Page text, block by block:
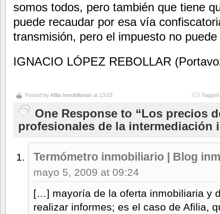
somos todos, pero también que tiene
puede recaudar por esa vía
transmisión, pero el impuesto no
IGNACIO LÓPEZ REBOLLAR
Posted byAfilia Inmobiliarias at 13:03
One Response to “Los precios
profesionales de la intermediación
Termómetro inmobiliario | Blog
mayo 5, 2009 at 09:24
[…] mayoría de la oferta inmobiliaria y
realizar informes; es el caso de Afilia,